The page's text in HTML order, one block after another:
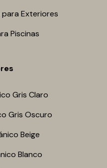
Exteriores
Piscinas
Gris Claro
Gris Oscuro
Beige
Blanco